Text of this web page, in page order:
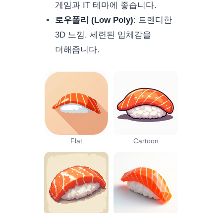
게임과 IT 테마에 좋습니다.
로우폴리 (Low Poly): 트렌디한
3D 느낌. 세련된 입체감을
더해줍니다.
Flat Cartoon